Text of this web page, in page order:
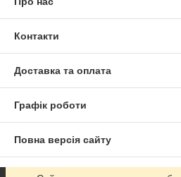
Контакти
Доставка та оплата
Графік роботи
Повна версія сайту
Сайт створено на маркетплейсі